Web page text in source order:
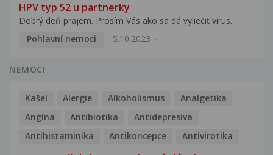
HPV typ 52 u partnerky
Dobrý deň prajem. Prosím Vás ako sa dá vyliečiť vírus...
Pohlavní nemoci
5.10.2023
NEMOCI
Kašel Alergie Alkoholismus
Analgetika
Angína
Antibiotika
Antidepresiva
Antihistaminika
Antikoncepce Antivirotika